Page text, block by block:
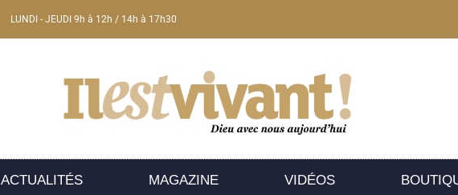
LUNDI - JEUDI 9h à 12h / 14h à 17h30
ACTUALITÉS MAGAZINE VIDÉOS